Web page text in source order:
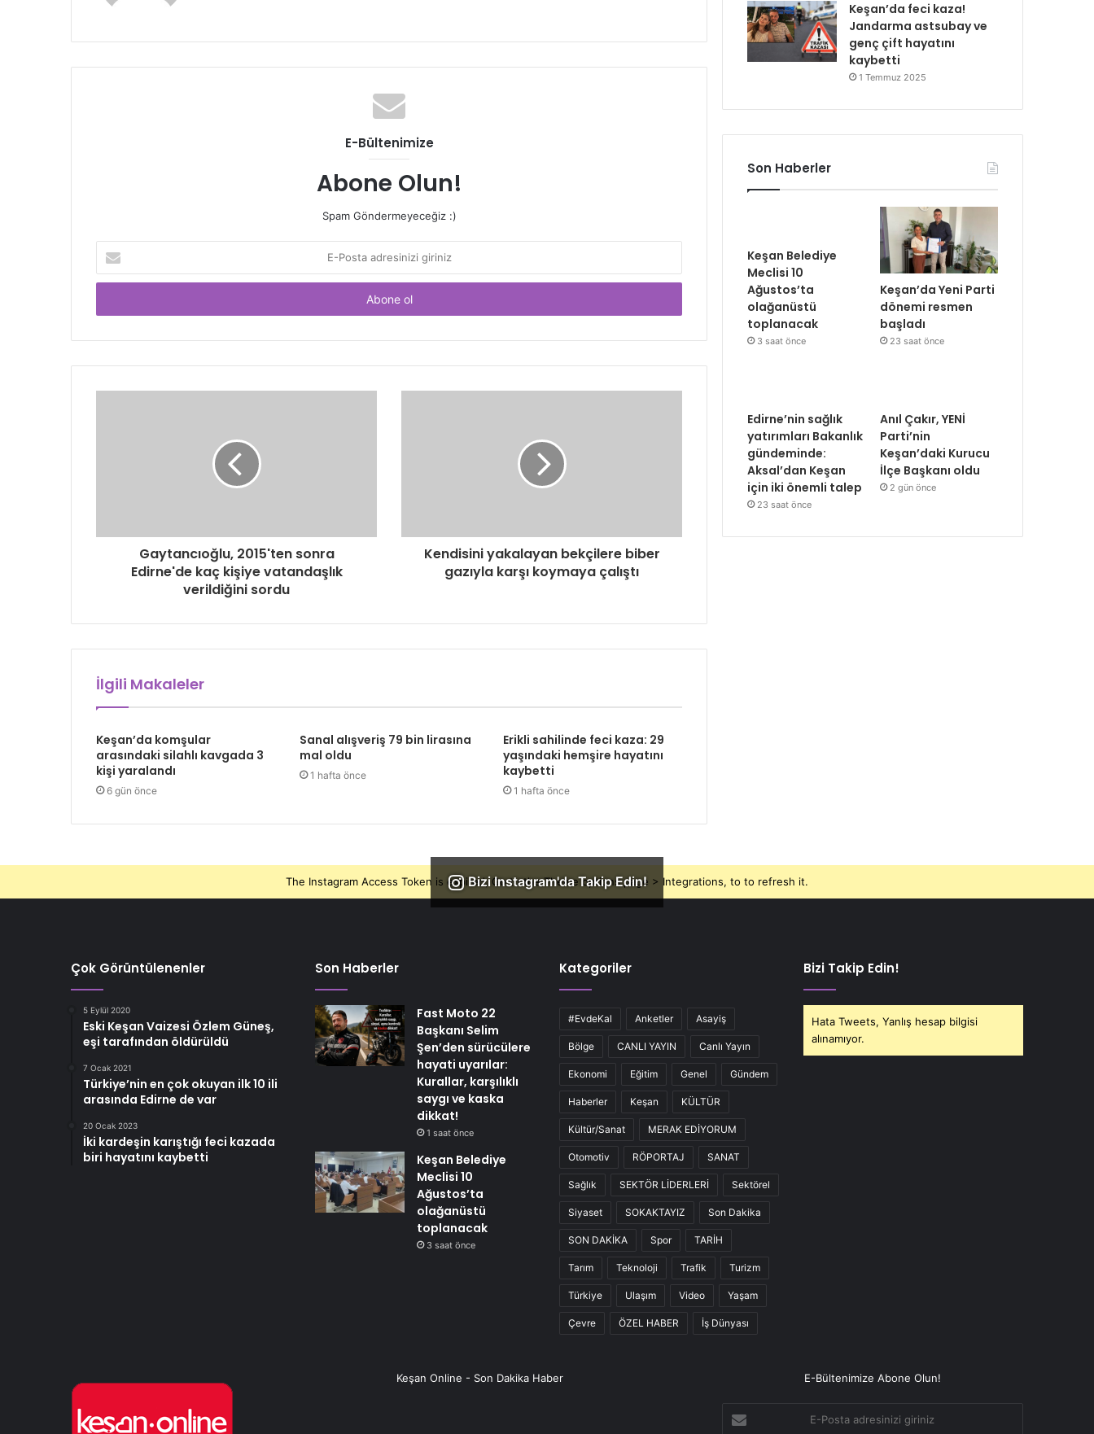
E-Bültenimize
Abone Olun!
Spam Göndermeyeceğiz :)
Posta
adresinizi
Gaytancıoğlu, 2015'ten sonra
Edirne'de kaç kişiye vatandaşlık
verildiğini sordu
Kendisini yakalayan bekçilere biber
gazıyla karşı koymaya çalıştı
İlgili Makaleler
Keşan’da komşular
arasındaki silahlı kavgada 3
kişi yaralandı
6 gün önce
Sanal alışveriş 79 bin lirasına
mal oldu
1 hafta önce
Erikli sahilinde feci kaza: 29
yaşındaki hemşire hayatını
kaybetti
1 hafta önce
Keşan’da feci kaza!
Jandarma astsubay ve
genç çift hayatını
kaybetti
1 Temmuz 2025
Son Haberler
Keşan Belediye
Meclisi 10
Ağustos’ta
olağanüstü
toplanacak
3 saat önce
Keşan’da Yeni Parti
dönemi resmen
başladı
23 saat önce
Edirne’nin sağlık
yatırımları Bakanlık
gündeminde:
Aksal’dan Keşan
için iki önemli talep
23 saat önce
Anıl Çakır, YENİ
Parti’nin
Keşan’daki Kurucu
İlçe Başkanı oldu
2 gün önce
Bizi Instagram'da Takip Edin!
The Instagram Access Token is expired, Go to the Theme options page > Integrations, to to refresh it.
Çok Görüntülenenler
5 Eylül 2020
Eski Keşan Vaizesi Özlem Güneş,
eşi tarafından öldürüldü
7 Ocak 2021
Türkiye’nin en çok okuyan ilk 10 ili
arasında Edirne de var
20 Ocak 2023
İki kardeşin karıştığı feci kazada
biri hayatını kaybetti
Son Haberler
Fast Moto 22
Başkanı Selim
Şen’den sürücülere
hayati uyarılar:
Kurallar, karşılıklı
saygı ve kaska
dikkat!
1 saat önce
Keşan Belediye
Meclisi 10
Ağustos’ta
olağanüstü
toplanacak
3 saat önce
Kategoriler
#EvdeKal Anketler Asayiş
Bölge CANLI YAYIN Canlı Yayın
Ekonomi Eğitim Genel Gündem
Haberler Keşan KÜLTÜR
Kültür/Sanat MERAK EDİYORUM
Otomotiv RÖPORTAJ SANAT
Sağlık SEKTÖR LİDERLERİ Sektörel
Siyaset SOKAKTAYIZ Son Dakika
SON DAKİKA Spor TARİH
Tarım Teknoloji Trafik Turizm
Türkiye Ulaşım Video Yaşam
Çevre ÖZEL HABER İş Dünyası
Bizi Takip Edin!
Hata Tweets, Yanlış hesap bilgisi
alınamıyor.
Keşan Online - Son Dakika Haber E-Bültenimize Abone Olun!
Posta